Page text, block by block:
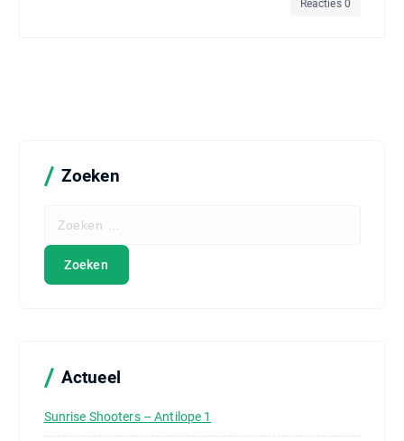
Reacties 0
Zoeken
e
a
r
:
Actueel
Sunrise Shooters – Antilope 1